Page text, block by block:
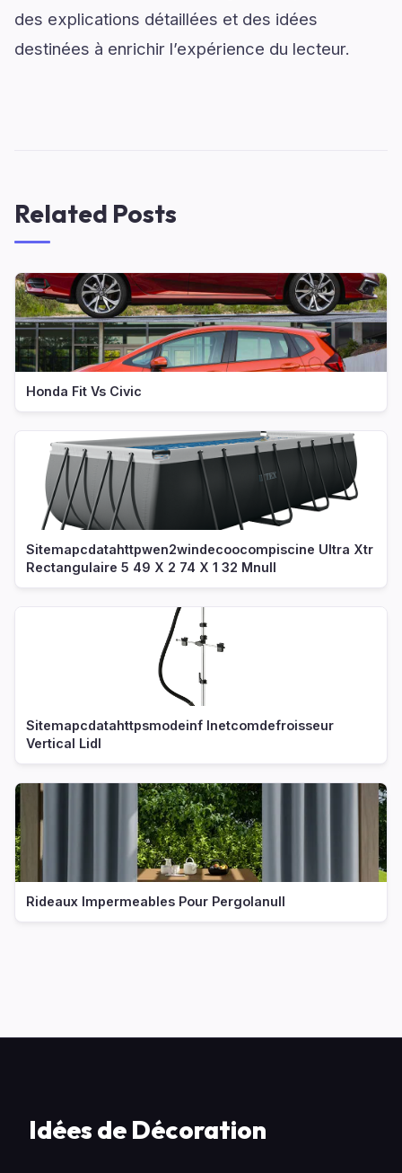
des explications détaillées et des idées
destinées à enrichir l’expérience du lecteur.
Related Posts
Honda Fit Vs Civic
Sitemapcdatahttpwen2windecoocompiscine Ultra Xtr
Rectangulaire 5 49 X 2 74 X 1 32 Mnull
Sitemapcdatahttpsmodeinf Inetcomdefroisseur
Vertical Lidl
Rideaux Impermeables Pour Pergolanull
Idées de Décoration